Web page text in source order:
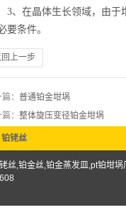
在晶体生长领域，由于坩
要条件。
上一步
篇：普通铂金坩埚
篇：整体旋压变径铂金坩埚
铂铑丝
丝,铂金丝,铂金蒸发皿,pt铂坩埚